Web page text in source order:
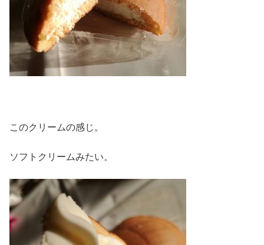
このクリームの感じ。
ソフトクリームみたい。